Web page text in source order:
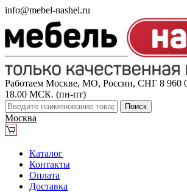
info@mebel-nashel.ru
Работаем Москве, МО, России, СНГ 8 960
18.00 МСК. (пн-пт)
Поиск
Москва
Каталог
Контакты
Оплата
Доставка